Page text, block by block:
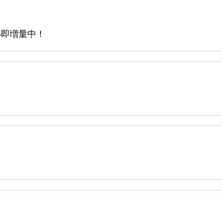
あしずり温泉郷 共通
【ふるさと納税】【糸
増量中！